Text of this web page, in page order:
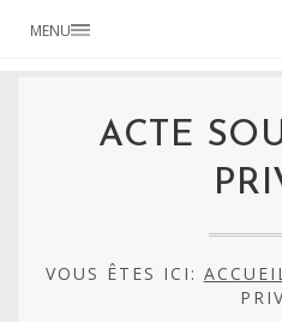
MENU
ACTE
VOUS ÊTES ICI: